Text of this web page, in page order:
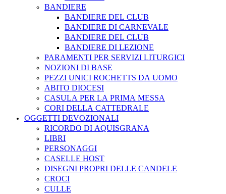
BANDIERE
BANDIERE DEL CLUB
BANDIERE DI CARNEVALE
BANDIERE DEL CLUB
BANDIERE DI LEZIONE
PARAMENTI PER SERVIZI LITURGICI
NOZIONI DI BASE
PEZZI UNICI ROCHETTS DA UOMO
ABITO DIOCESI
CASULA PER LA PRIMA MESSA
CORI DELLA CATTEDRALE
OGGETTI DEVOZIONALI
RICORDO DI AQUISGRANA
LIBRI
PERSONAGGI
CASELLE HOST
DISEGNI PROPRI DELLE CANDELE
CROCI
CULLE